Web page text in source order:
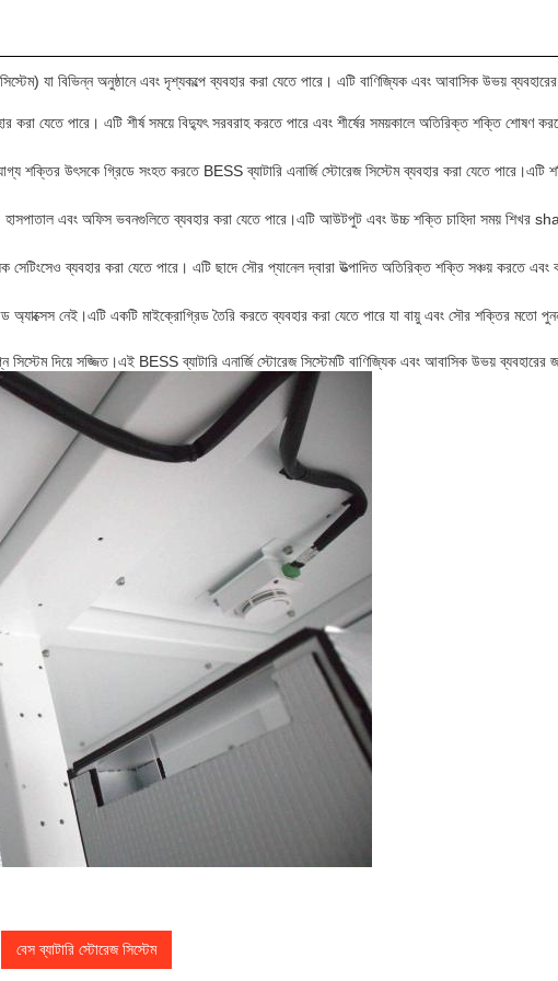
যা বিভিন্ন অনুষ্ঠানে এবং দৃশ্যকল্পে ব্যবহার করা যেতে পারে। এটি বাণিজ্যিক এবং আবাসিক উভয়
করা যেতে পারে। এটি শীর্ষ সময়ে বিদ্যুৎ সরবরাহ করতে পারে এবং শীর্ষের সময়কালে অতিরিক্ত শক্তি শোষণ
শক্তির উৎসকে গ্রিডে সংহত করতে BESS ব্যাটারি এনার্জি স্টোরেজ সিস্টেম ব্যবহার করা যেতে পারে।এটি
এবং অফিস ভবনগুলিতে ব্যবহার করা যেতে পারে।এটি আউটপুট এবং উচ্চ শক্তি চাহিদা সময় শিখর
সেটিংসেও ব্যবহার করা যেতে পারে। এটি ছাদে সৌর প্যানেল দ্বারা উত্পাদিত অতিরিক্ত শক্তি সঞ্চয় করতে
অ্যাক্সেস নেই।এটি একটি মাইক্রোগ্রিড তৈরি করতে ব্যবহার করা যেতে পারে যা বায়ু এবং সৌর শক্তির মতো
দিয়ে সজ্জিত।এই BESS ব্যাটারি এনার্জি স্টোরেজ সিস্টেমটি বাণিজ্যিক এবং আবাসিক উভয় ব্যবহারের
বেস ব্যাটারি স্টোরেজ সিস্টেম